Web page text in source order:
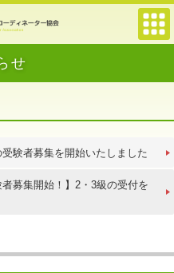
せ
受験者募集を開始いたしました
者募集開始！】2・3級の受付を